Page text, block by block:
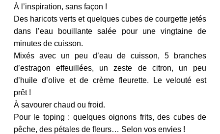
À l’inspiration, sans façon !
Des haricots verts et quelques cubes de courgette jetés
dans l’eau bouillante salée pour une vingtaine de
minutes de cuisson.
Mixés avec un peu d’eau de cuisson, 5 branches
d’estragon effeuillées, un zeste de citron, un peu
d’huile d’olive et de crème fleurette. Le velouté est
prêt !
À savourer chaud ou froid.
Pour le toping : quelques oignons frits, des cubes de
pêche, des pétales de fleurs… Selon vos envies !